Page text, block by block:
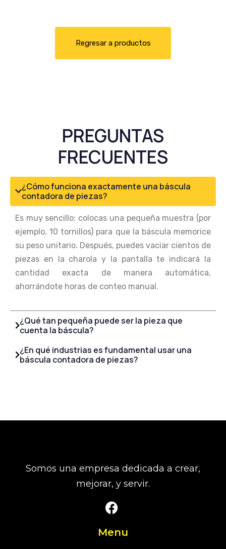
Regresar a productos
PREGUNTAS
FRECUENTES
¿Cómo funciona exactamente una báscula
contadora de piezas?
Es muy sencillo: colocas una pequeña muestra (por
ejemplo, 10 tornillos) para que la báscula memorice
su peso unitario. Después, puedes vaciar cientos de
piezas en la charola y la pantalla te indicará la
cantidad exacta de manera automática,
ahorrándote horas de conteo manual.
¿Qué tan pequeña puede ser la pieza que
cuenta la báscula?
¿En qué industrias es fundamental usar una
báscula contadora de piezas?
Somos una empresa dedicada a crear,
mejorar, y servir.
Menu